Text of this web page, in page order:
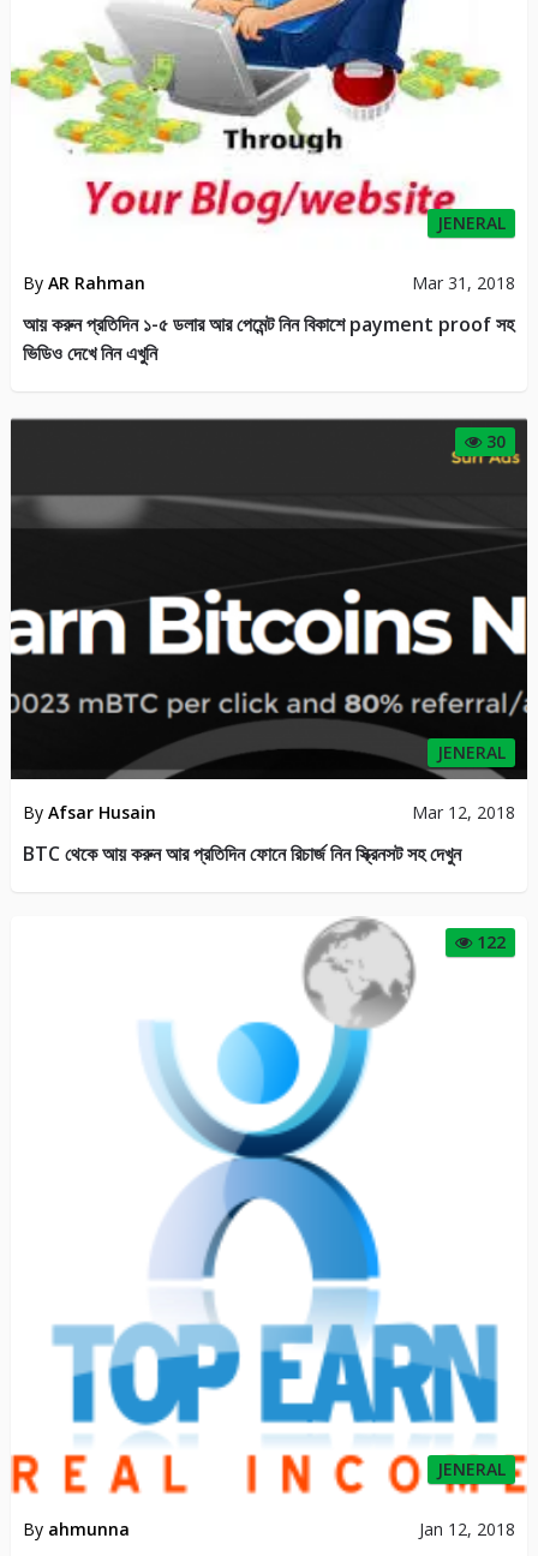
JENERAL
Afsar Husain
BTC থেকে আয় করুন আর প্রতিদিন ফোনে রিচার্জ নিন স্ক্রিনসট সহ দেখুন
122
By ahmunna Jan 12, 2018
একদম নতুন সাইট। দিনে ১০টি ভিডিও দেখে ৮০টাকা ইনকাম করুন। টাকা নিন
সরাসরি রকেটে। রেফার করতে পারলে ১০ থেকে ২০ হাজার টাকাও ইনকাম করতে
JENERAL
Raihan Dec 25, 2017
ডাটা এন্ট্রি দিয়ে শুরু করুন অনলাইনে আয় – (নতুনদের জন্য)